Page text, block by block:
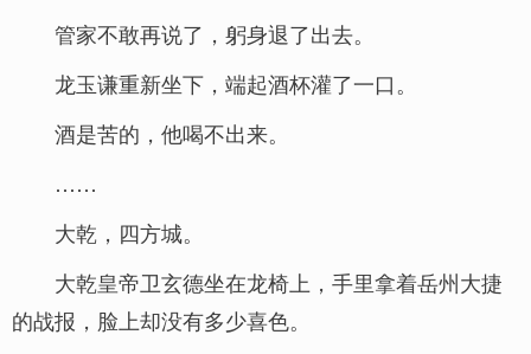
管家不敢再说了，躬身退了出去。
龙玉谦重新坐下，端起酒杯灌了一口。
酒是苦的，他喝不出来。
……
大乾，四方城。
大乾皇帝卫玄德坐在龙椅上，手里拿着岳州大捷
的战报，脸上却没有多少喜色。